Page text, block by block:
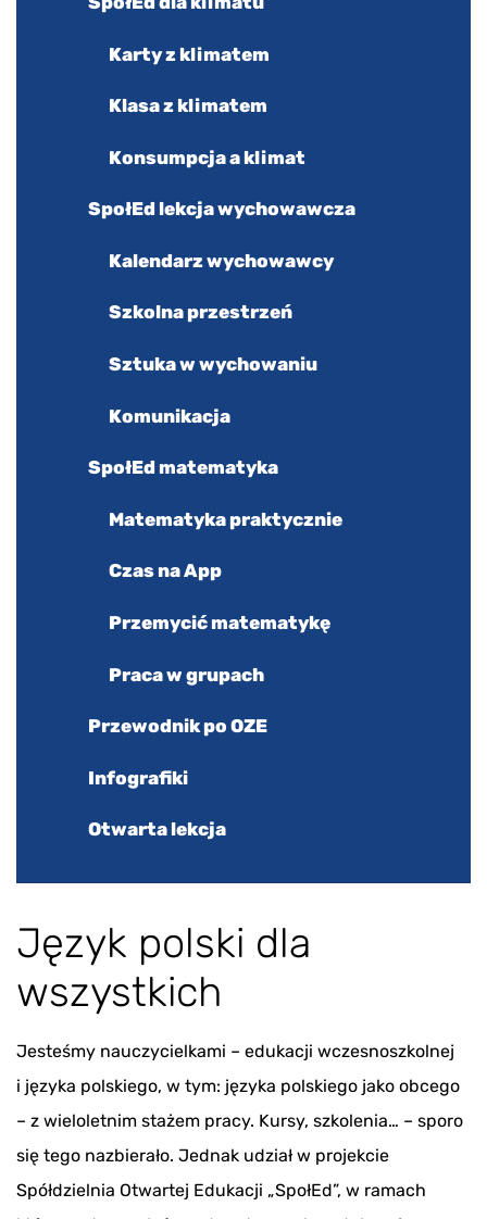
Karty z klimatem
Klasa z klimatem
Konsumpcja a klimat
SpołEd lekcja wychowawcza
Kalendarz wychowawcy
Szkolna przestrzeń
Sztuka w wychowaniu
Komunikacja
SpołEd matematyka
Matematyka praktycznie
Czas na App
Przemycić matematykę
Praca w grupach
Przewodnik po OZE
Infografiki
Otwarta lekcja
Język polski dla
wszystkich
Jesteśmy nauczycielkami – edukacji wczesnoszkolnej
i języka polskiego, w tym: języka polskiego jako obcego
– z wieloletnim stażem pracy. Kursy, szkolenia… – sporo
się tego nazbierało. Jednak udział w projekcie
Spółdzielnia Otwartej Edukacji „SpołEd”, w ramach